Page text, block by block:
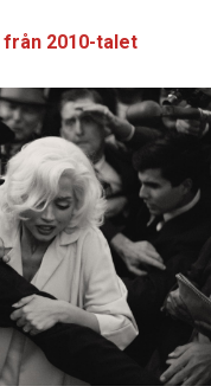
2010-talet